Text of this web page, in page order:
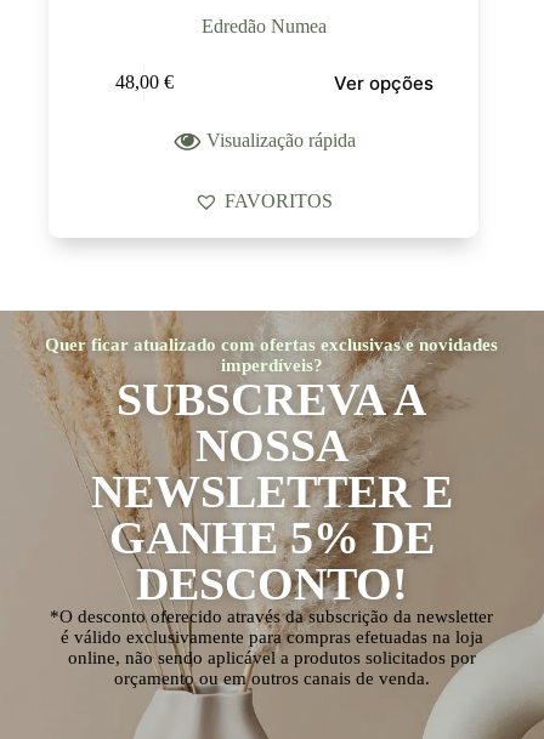
Edredão Numea
48,00 € Ver opções
Visualização rápida
FAVORITOS
Quer ficar atualizado com ofertas exclusivas e novidades
imperdíveis?
SUBSCREVA A
NOSSA
NEWSLETTER E
GANHE 5% DE
DESCONTO!
*O desconto oferecido através da subscrição da newsletter
é válido exclusivamente para compras efetuadas na loja
online, não sendo aplicável a produtos solicitados por
orçamento ou em outros canais de venda.